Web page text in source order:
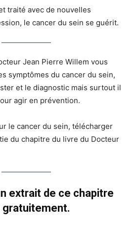
traité avec de nouvelles
le cancer du sein se guérit.
Jean Pierre Willem vous
symptômes du cancer du sein,
et le diagnostic mais surtout il
agir en prévention.
le cancer du sein, télécharger
du chapitre du livre du Docteur
extrait de ce chapitre